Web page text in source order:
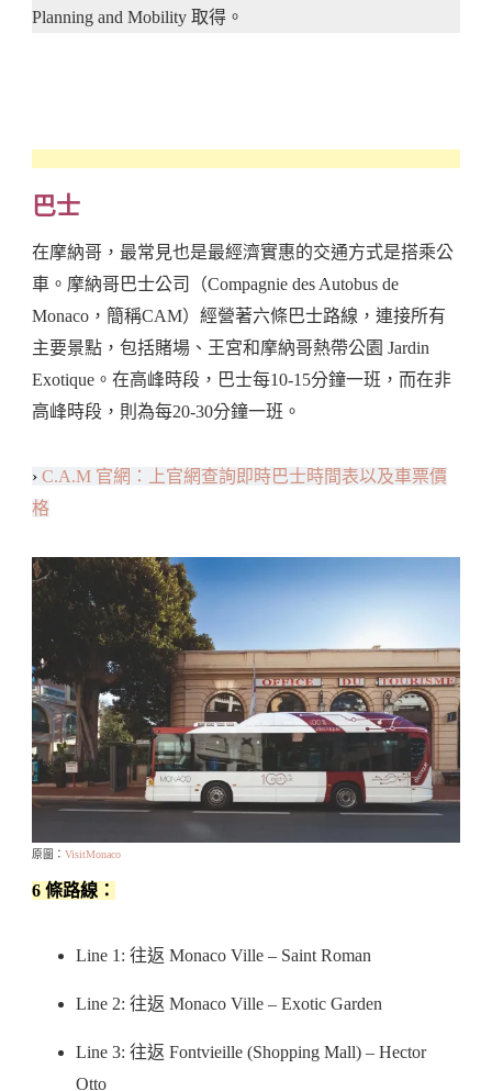
Planning and Mobility 取得。
巴士
在摩納哥，最常見也是最經濟實惠的交通方式是搭乘公
車。摩納哥巴士公司（Compagnie des Autobus de
Monaco，簡稱CAM）經營著六條巴士路線，連接所有
主要景點，包括賭場、王宮和摩納哥熱帶公園 Jardin
Exotique。在高峰時段，巴士每10-15分鐘一班，而在非
高峰時段，則為每20-30分鐘一班。
› C.A.M 官網：上官網查詢即時巴士時間表以及車票價
格
原圖： VisitMonaco
6 條路線：
Line 1: 往返 Monaco Ville – Saint Roman
Line 2: 往返 Monaco Ville – Exotic Garden
Line 3: 往返 Fontvieille (Shopping Mall) – Hector
Otto